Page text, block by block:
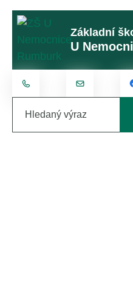
Rovnou na obsah
Základní
U
+420 412 315 801
Hledaný výraz